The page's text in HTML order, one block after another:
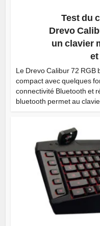
Test du
Drevo
un clavier
Le Drevo Calibur 72 RGB
compact avec quelques
connectivité Bluetooth et
bluetooth permet au